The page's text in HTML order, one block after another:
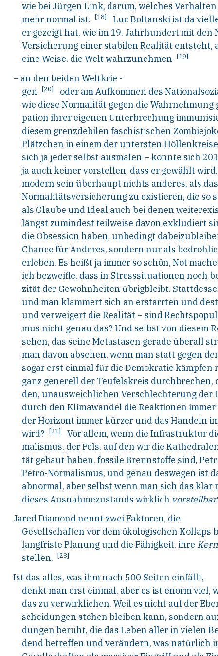
wie bei Jürgen Link, darum, welches
mehr normal ist. [18]
Luc Boltanski ist da
er gezeigt hat, wie im 19. Jahrhundert mit den
Versicherung einer stabilen Realität entsteht,
eine Weise, die Welt wahrzunehmen [19]
– an den beiden Weltkrie -
gen [20]
oder am Aufkommen des
wie diese Normalität gegen die Wahrnehmung
pation ihrer eigenen Unterbrechung
diesem grenzdebilen faschistischen
Plätzchen in einem der untersten
sich ja jeder selbst ausmalen – konnte sich
ja auch keiner vorstellen, dass er gewählt
modern sein überhaupt nichts anderes, als
Normalitätsversicherung zu existieren, die so
als Glaube und Ideal auch bei denen
längst zumindest teilweise davon exkludiert
die Obsession haben, unbedingt
Chance für Anderes, sondern nur als
erleben. Es heißt ja immer so schön, Not
ich bezweifle, dass in Stresssituationen noch
zität der Gewohnheiten übrigbleibt.
und man klammert sich an erstarrten und
und verweigert die Realität – sind
mus nicht genau das? Und selbst von diesem
sehen, das seine Metastasen gerade überall
man davon absehen, wenn man statt gegen
sogar erst einmal für die Demokratie kämpfen
ganz generell der Teufelskreis durchbrechen,
den, unausweichlichen Verschlechterung der
durch den Klimawandel die Reaktionen
der Horizont immer kürzer und das Handeln
wird? [21]
Vor allem, wenn die Infrastruktur
malismus, der Fels, auf den wir die
tät gebaut haben, fossile Brennstoffe sind,
Petro-Normalismus, und genau deswegen ist
abnormal, aber selbst wenn man sich das klar
dieses Ausnahmezustands wirklich vorstellbar
Jared Diamond nennt zwei Faktoren, die
Gesellschaften vor dem ökologischen Kollaps
langfriste Planung und die Fähigkeit, ihre Kern
stellen. [23]
Ist das alles, was ihm nach 500 Seiten einfällt,
denkt man erst einmal, aber es ist enorm viel,
das zu verwirklichen. Weil es nicht auf der
scheidungen stehen bleiben kann, sondern
dungen beruht, die das Leben aller in vielen
dend betreffen und verändern, was natürlich